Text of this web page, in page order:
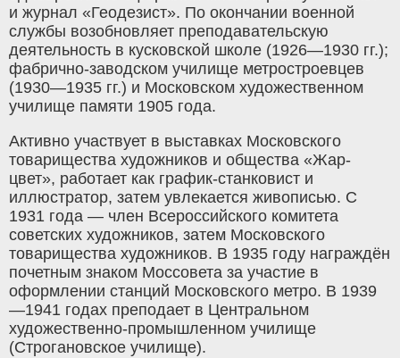
и журнал «Геодезист». По окончании военной
службы возобновляет преподавательскую
деятельность в кусковской школе (1926—1930 гг.);
фабрично-заводском училище метростроевцев
(1930—1935 гг.) и Московском художественном
училище памяти 1905 года.
Активно участвует в выставках Московского
товарищества художников и общества «Жар-
цвет», работает как график-станковист и
иллюстратор, затем увлекается живописью. С
1931 года — член Всероссийского комитета
советских художников, затем Московского
товарищества художников. В 1935 году награждён
почетным знаком Моссовета за участие в
оформлении станций Московского метро. В 1939
—1941 годах преподает в Центральном
художественно-промышленном училище
(Строгановское училище).